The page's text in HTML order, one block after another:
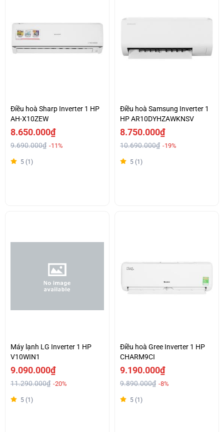
Điều hoà Sharp Inverter 1 HP
AH-X10ZEW
8.650.000₫
9.690.000₫ -11%
5 (1)
Điều hoà Samsung Inverter 1
HP AR10DYHZAWKNSV
8.750.000₫
10.690.000₫ -19%
5 (1)
Máy lạnh LG Inverter 1 HP
V10WIN1
9.090.000₫
11.290.000₫ -20%
5 (1)
Điều hoà Gree Inverter 1 HP
CHARM9CI
9.190.000₫
9.890.000₫ -8%
5 (1)